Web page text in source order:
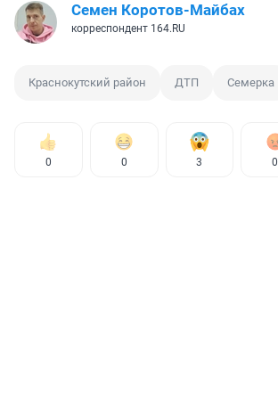
Семен Коротов-Майбах
корреспондент 164.RU
Краснокутский район ДТП Семерка
0 0 3 0